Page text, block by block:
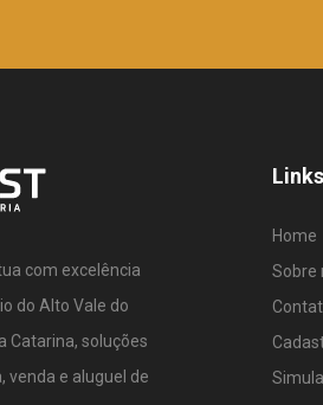
com excelência
do Alto Vale do
Catarina, soluções
venda e aluguel de
Home
Sobre